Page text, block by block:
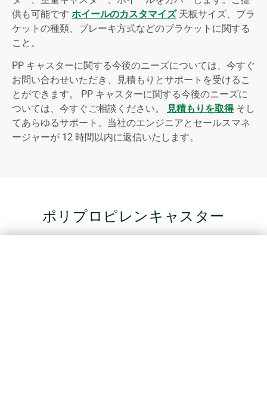
供も可能です ホイールのカスタマイズ天板サイズ、ブラ
ケットの種類、ブレーキ方式などのブラケットに関する
こと。
PP キャスターに関する今後のニーズについては、今すぐ
お問い合わせいただき、見積もりとサポートを受けるこ
とができます。 PP キャスターに関する今後のニーズに
ついては、今すぐご相談ください。
見積もりを取得そし
てあらゆるサポート。当社のエンジニアとセールスマネ
ージャーが 12 時間以内に返信いたします。
ポリプロピレンキャスター